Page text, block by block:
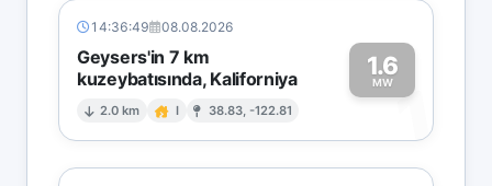
14:36:49 08.08.2026
Geysers'in 7 km
kuzeybatısında, Kaliforniya
2.0 km I 38.83, -122.81
1.6
MW1